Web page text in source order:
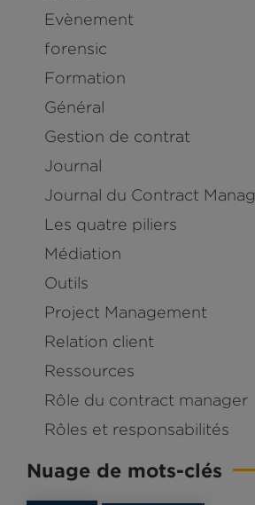
Evènement
forensic
Formation
Général
Gestion de contrat
Journal
Journal du Contract
Les quatre piliers
Médiation
Outils
Project Management
Relation client
Ressources
Rôle du contract manager
Rôles et responsabilités
Nuage de mots-clés